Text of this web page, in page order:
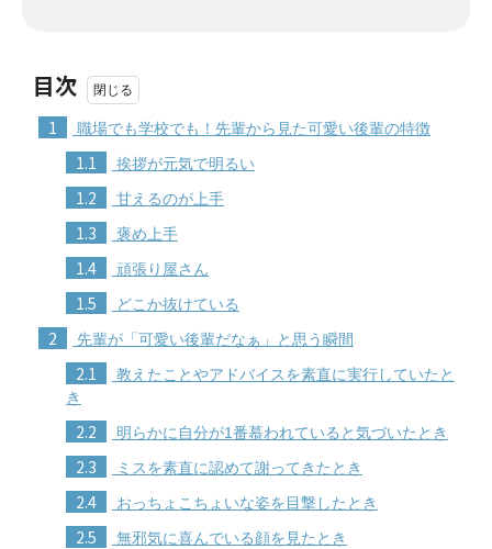
目次
1 職場でも学校でも！先輩から見た可愛い後輩の特徴
1.1 挨拶が元気で明るい
1.2 甘えるのが上手
1.3 褒め上手
1.4 頑張り屋さん
1.5 どこか抜けている
2 先輩が「可愛い後輩だなぁ」と思う瞬間
2.1
教えたことやアドバイスを素直に実行していたと
き
2.2 明らかに自分が1番慕われていると気づいたとき
2.3 ミスを素直に認めて謝ってきたとき
2.4 おっちょこちょいな姿を目撃したとき
2.5 無邪気に喜んでいる顔を見たとき